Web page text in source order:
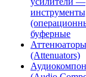
буферные
Аттенюаторы
(Attenuators)